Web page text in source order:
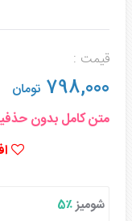
قیمت :
798,000 تومان
متن کامل بدون
شومیز٪5